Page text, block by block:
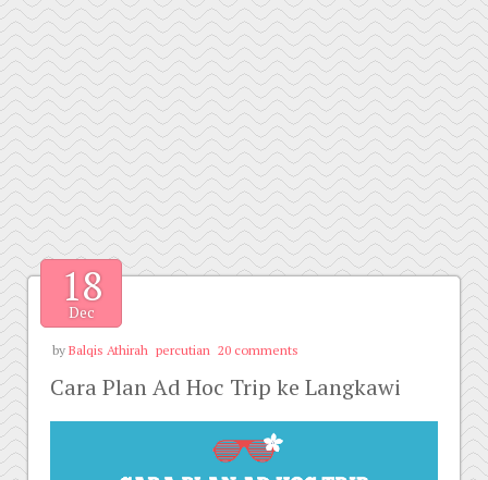
18
Dec
by Balqis Athirah percutian 20 comments
Cara Plan Ad Hoc Trip ke Langkawi